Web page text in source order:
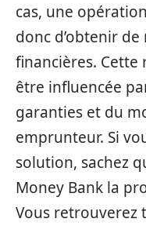
cas, une
donc d’obtenir
financières.
être influencée
garanties et du
emprunteur. Si
solution, sachez
Money Bank la
Vous retrouverez